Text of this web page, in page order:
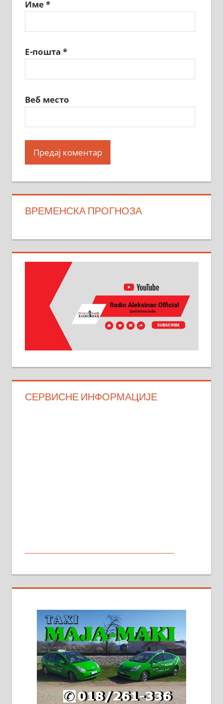
Име*
Е-пошта *
Веб место
ВРЕМЕНСКА ПРОГНОЗА
СЕРВИСНЕ ИНФОРМАЦИЈЕ
стамбене целине једна уз другу.
2х150м2, две гараже, централно
грејање на гас и дрва. Две
адресе. 063/71-74-023
Издајем комплетно опремљену
халу на Житковачком путу, на
плацу површине око 7 ари.
064/321-80-51; 063/102-35-25